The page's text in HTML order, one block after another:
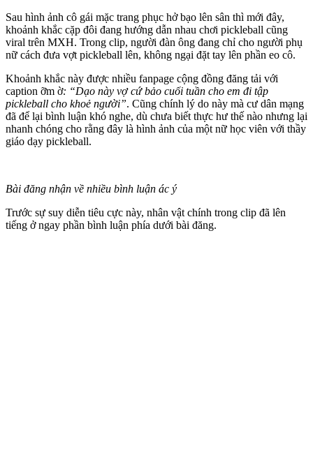
Sau hình ảnh cô gái mặc trang phục h‌ở bạ‌o lên sân thì mới đây,
khoảnh khắc cặp đôi đang hướng dẫn nhau chơi pickleball cũng
viral trên MXH. Trong clip, người đàn ông đang chỉ cho người phụ
nữ cách đưa vợt pickleball lên, không ngại đặt tay lên phần eo cô.
Khoảnh khắc này được nhiều fanpage cộng đồng đăng tải với
caption ỡm ờ: “Dạo này vợ cứ bảo cuối tuần cho em đi tập
pickleball cho khoẻ người”. Cũng chính lý do này mà cư dân mạng
đã để lại bình luận khó nghe, dù chưa biết thực hư thế nào nhưng lại
nhanh chóng cho rằng đây là hình ảnh của một nữ học viên với thầy
giáo dạy pickleball.
Bài đăng nhận về nhiều bình luận ác ý
Trước sự suy diễn tiêu cực này, nhân vật chính trong clip đã lên
tiếng ở ngay phần bình luận phía dưới bài đăng.